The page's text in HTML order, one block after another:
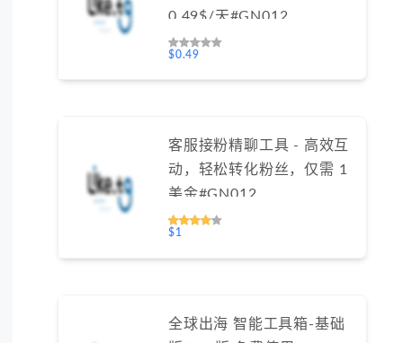
0.49$/天#GN012
$0.49
客服接粉精聊工具 - 高效互
动，轻松转化粉丝，仅需 1
美金#GN012
$1
版Bass版 免费使用